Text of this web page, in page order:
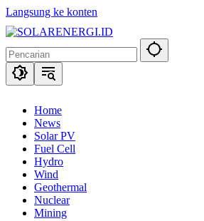
Langsung ke konten
Home
News
Solar PV
Fuel Cell
Hydro
Wind
Geothermal
Nuclear
Mining